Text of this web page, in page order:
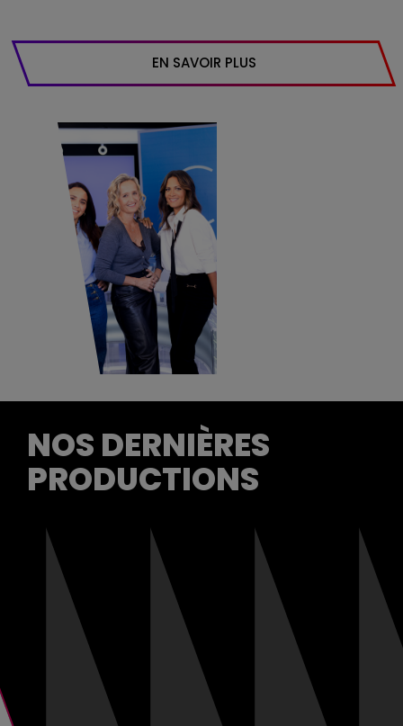
EN SAVOIR PLUS
NOS DERNIÈRES
PRODUCTIONS